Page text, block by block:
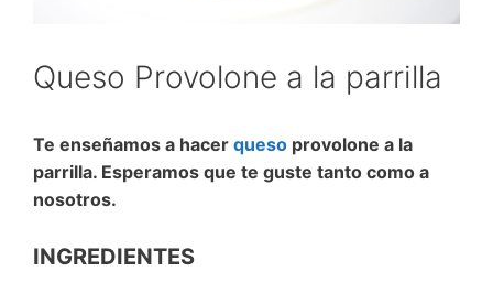
Queso Provolone a la parrilla
Te enseñamos a hacer queso provolone a la
parrilla. Esperamos que te guste tanto como a
nosotros.
INGREDIENTES